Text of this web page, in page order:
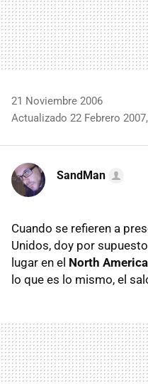
21 Noviembre 2006
Actualizado 22 Febrero
SandMan
Cuando se refieren a
Unidos, doy por
lugar en el North
lo que es lo mismo, el